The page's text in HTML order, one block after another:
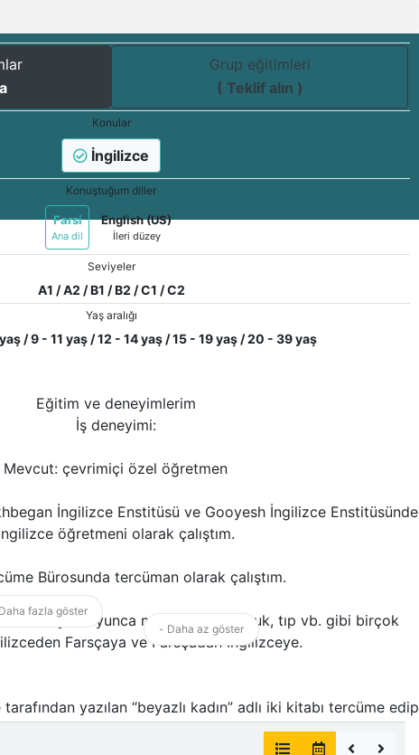
Grup eğitimleri
( Teklif alın )
Konular
İngilizce
Konuştuğum diller
Farsi
Ana dil
English (US)
İleri düzey
Seviyeler
A1 / A2 / B1 / B2 / C1 / C2
Yaş aralığı
/ 9 - 11 yaş / 12 - 14 yaş / 15 - 19 yaş / 20 - 39 yaş
Eğitim ve deneyimlerim
İş deneyimi:
Mevcut: çevrimiçi özel öğretmen
İngilizce Enstitüsü ve Gooyesh İngilizce Enstitüsünde
öğretmeni olarak çalıştım.
Bürosunda tercüman olarak çalıştım.
İki yıl boyunca mühendislik, hukuk, tıp vb. gibi birçok
Farsçaya ve Farsçadan İngilizceye.
yazılan “beyazlı kadın” adlı iki kitabı tercüme edip
fazla göster
- Daha az göster